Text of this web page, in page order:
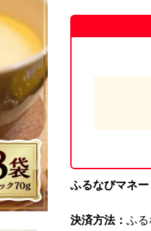
ふるなびマネ
決済方法： ふ